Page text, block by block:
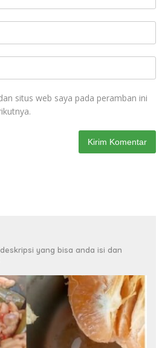
situs web saya pada peramban ini
yang bisa anda isi dan